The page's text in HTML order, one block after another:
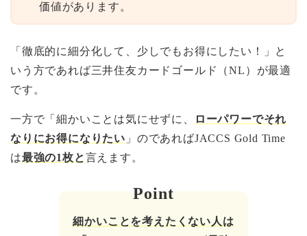
価値があります。
「徹底的に細分化して、少しでもお得にしたい！」と
いう方であれば三井住友カードゴールド（NL）が最適
です。
一方で「細かいことは気にせずに、
ローパワーでそれ
なりにお得になりたい 」のであればJACCS Gold Time
は最強の1枚と言えます。
細かいことを考えたくない人は